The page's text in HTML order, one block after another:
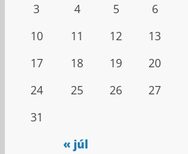
« júl
3
4 5 6
10
11 12 13
17
18 19 20
24
25 26 27
31